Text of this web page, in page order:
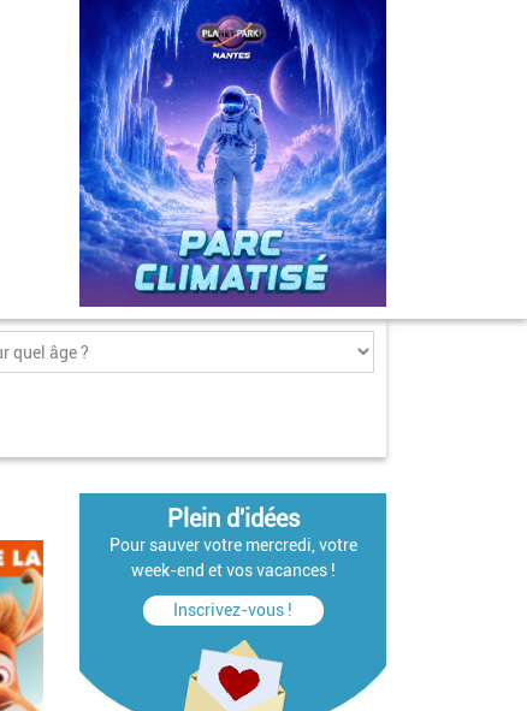
Plein d'idées
Pour sauver votre mercredi, votre
week-end et vos vacances !
Inscrivez-vous !